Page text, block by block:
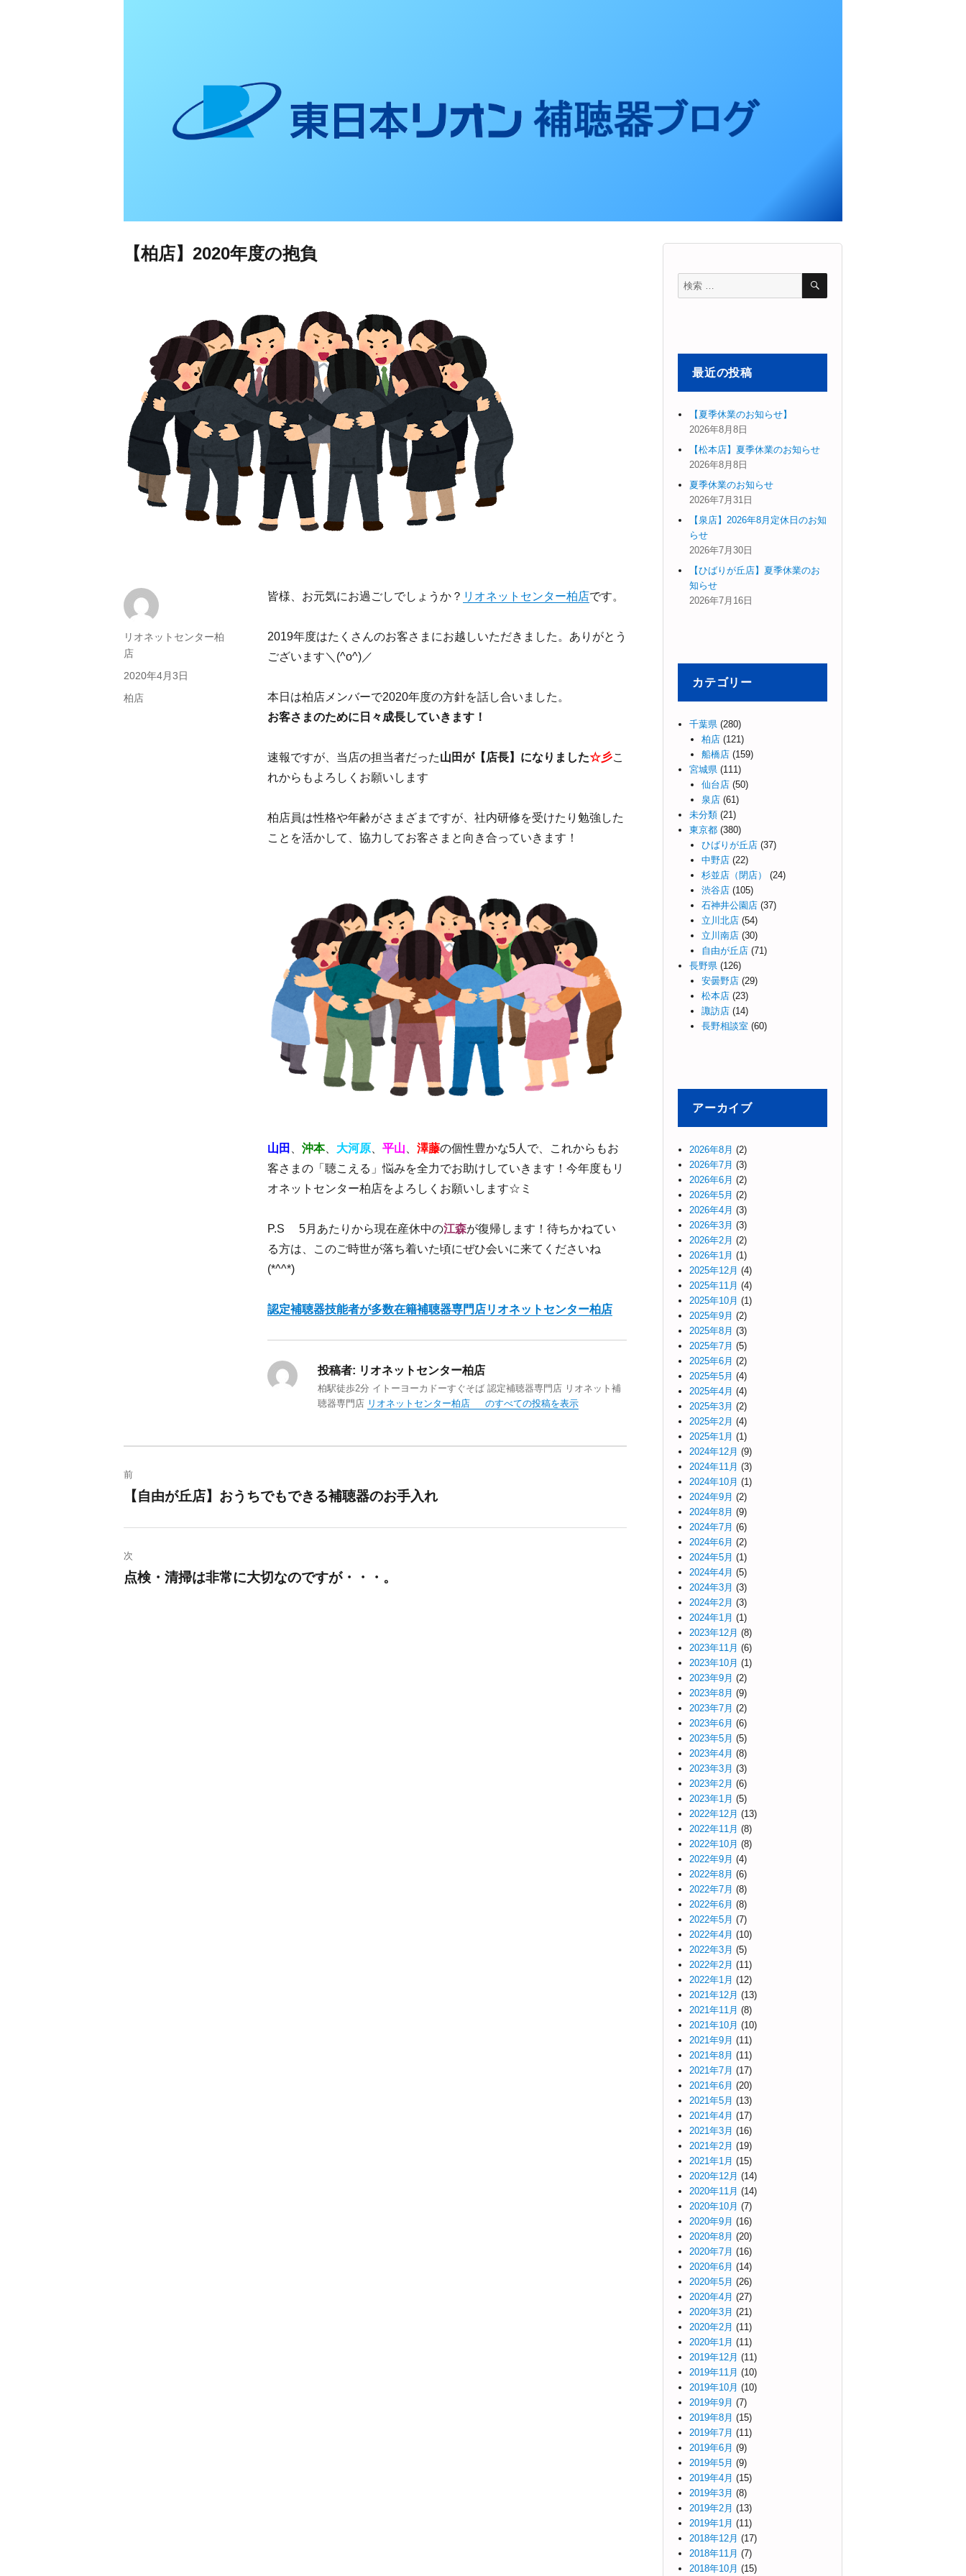
【柏店】2020年度の抱負
皆様、お元気にお過ごしでしょうか？ リオネットセンター柏店です。
2019年度はたくさんのお客さまにお越しいただきました。ありがとう
ございます＼(^o^)／
本日は柏店メンバーで2020年度の方針を話し合いました。
お客さまのために日々成長していきます！
速報ですが、当店の担当者だった山田が【店長】になりました☆彡こ
れからもよろしくお願いします
柏店員は性格や年齢がさまざまですが、社内研修を受けたり勉強した
ことを活かして、協力してお客さまと向き合っていきます！
山田 沖本、 大河原 平山 澤藤の個性豊かな5人で、これからもお
客さまの「聴こえる」悩みを全力でお助けしていきます！今年度もリ
オネットセンター柏店をよろしくお願いします☆ミ
P.S 5月あたりから現在産休中の江森が復帰します！待ちかねてい
る方は、このご時世が落ち着いた頃にぜひ会いに来てくださいね
(*^^*)
認定補聴器技能者が多数在籍補聴器専門店リオネットセンター柏店
投稿者: リオネットセンター柏店
柏駅徒歩2分 イトーヨーカドーすぐそば 認定補聴器専門店 リオネット補
聴器専門店 リオネットセンター柏店 のすべての投稿を表示
投
稿
者
リオネットセンター柏
店
投
稿
2020年4月3日
カ
柏店
稿
ビ
ゲ
前
過
投
稿:
【自由が丘店】おうちでもできる補聴器のお手入れ
次
次
点検・清掃は非常に大切なのですが・・・。
検
索
検
最近の投稿
【夏季休業のお知らせ】
2026年8月8日
【松本店】夏季休業のお知らせ
2026年8月8日
夏季休業のお知らせ
2026年7月31日
【泉店】2026年8月定休日のお知
らせ
2026年7月30日
【ひばりが丘店】夏季休業のお
知らせ
2026年7月16日
カテゴリー
千葉県 (280)
柏店(121)
船橋店(159)
宮城県 (111)
仙台店(50)
泉店(61)
未分類 (21)
東京都 (380)
ひばりが丘店(37)
中野店(22)
杉並店（閉店）
(24)
渋谷店(105)
石神井公園店(37)
立川北店(54)
立川南店(30)
自由が丘店(71)
長野県 (126)
安曇野店(29)
松本店(23)
諏訪店(14)
長野相談室(60)
アーカイブ
2026年8月 (2)
2026年7月 (3)
2026年6月 (2)
2026年5月 (2)
2026年4月 (3)
2026年3月 (3)
2026年2月 (2)
2026年1月 (1)
2025年12月 (4)
2025年11月 (4)
2025年10月 (1)
2025年9月 (2)
2025年8月 (3)
2025年7月 (5)
2025年6月 (2)
2025年5月 (4)
2025年4月 (4)
2025年3月 (2)
2025年2月 (4)
2025年1月 (1)
2024年12月 (9)
2024年11月 (3)
2024年10月 (1)
2024年9月 (2)
2024年8月 (9)
2024年7月 (6)
2024年6月 (2)
2024年5月 (1)
2024年4月 (5)
2024年3月 (3)
2024年2月 (3)
2024年1月 (1)
2023年12月 (8)
2023年11月 (6)
2023年10月 (1)
2023年9月 (2)
2023年8月 (9)
2023年7月 (2)
2023年6月 (6)
2023年5月 (5)
2023年4月 (8)
2023年3月 (3)
2023年2月 (6)
2023年1月 (5)
2022年12月 (13)
2022年11月 (8)
2022年10月 (8)
2022年9月 (4)
2022年8月 (6)
2022年7月 (8)
2022年6月 (8)
2022年5月 (7)
2022年4月 (10)
2022年3月 (5)
2022年2月 (11)
2022年1月 (12)
2021年12月 (13)
2021年11月 (8)
2021年10月 (10)
2021年9月 (11)
2021年8月 (11)
2021年7月 (17)
2021年6月 (20)
2021年5月 (13)
2021年4月 (17)
2021年3月 (16)
2021年2月 (19)
2021年1月 (15)
2020年12月 (14)
2020年11月 (14)
2020年10月 (7)
2020年9月 (16)
2020年8月 (20)
2020年7月 (16)
2020年6月 (14)
2020年5月 (26)
2020年4月 (27)
2020年3月 (21)
2020年2月 (11)
2020年1月 (11)
2019年12月 (11)
2019年11月 (10)
2019年10月 (10)
2019年9月 (7)
2019年8月 (15)
2019年7月 (11)
2019年6月 (9)
2019年5月 (9)
2019年4月 (15)
2019年3月 (8)
2019年2月 (13)
2019年1月 (11)
2018年12月 (17)
2018年11月 (7)
2018年10月 (15)